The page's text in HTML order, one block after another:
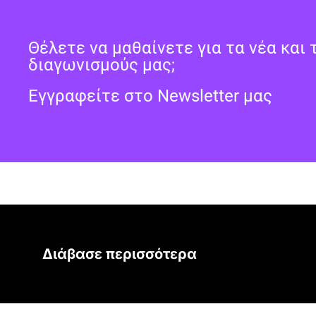
Θέλετε να μαθαίνετε για τα νέα και
διαγωνισμούς μας;
Εγγραφείτε στο Newsletter μας
Διάβασε περισσότερα